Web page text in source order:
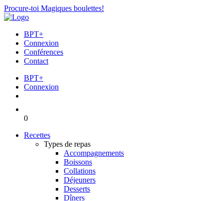
Procure-toi Magiques boulettes!
BPT+
Connexion
Conférences
Contact
BPT+
Connexion
0
Recettes
Types de repas
Accompagnements
Boissons
Collations
Déjeuners
Desserts
Dîners